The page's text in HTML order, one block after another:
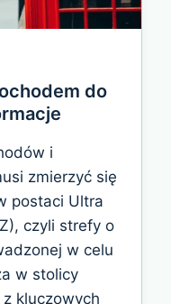
do
i
zmierzyć się
postaci Ultra
czyli strefy o
w celu
w stolicy
kluczowych